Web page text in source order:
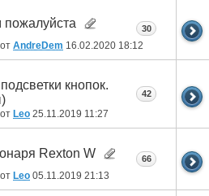
пожалуйста
AndreDem 16.02.2020 18:12
30
кнопок.
Leo 25.11.2019 11:27
42
Rexton W
Leo 05.11.2019 21:13
66